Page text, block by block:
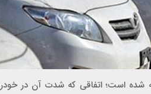
شده است؛ اتفاقی که شدت آن در